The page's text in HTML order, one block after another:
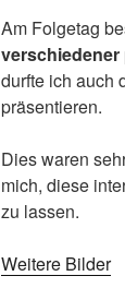
Am Folgetag
verschiedener
durfte ich auch
präsentieren.
Dies waren
mich, diese
zu lassen.
Weitere Bilder